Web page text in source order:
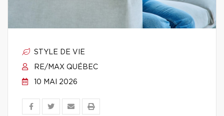
STYLE DE VIE
RE/MAX QUÉBEC
10 MAI 2026